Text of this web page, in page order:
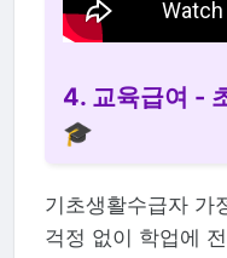
4. 교육급여 -
🎓
기초생활수급자 가
걱정 없이 학업에